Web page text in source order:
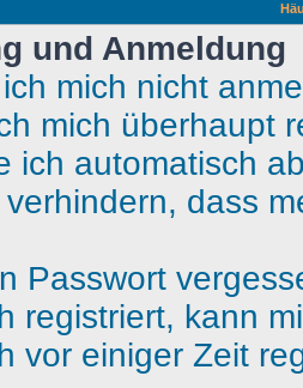
und Anmeldung
mich nicht
mich überhaupt
ich automatisch
dass
Passwort
registriert, kann
vor einiger Zeit